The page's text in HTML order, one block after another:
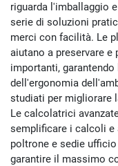
riguarda l'imballaggio
serie di soluzioni
merci con facilità. Le
aiutano a preservare
importanti,
dell'ergonomia
studiati per migliorare
Le calcolatrici
semplificare i calcoli e
poltrone e sedie
garantire il massimo